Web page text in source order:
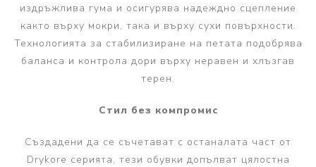
издръжлива гума и осигурява надеждно сцепление
както върху мокри, така и върху сухи повърхности.
Технологията за стабилизиране на петата подобрява
баланса и контрола дори върху неравен и хлъзгав
терен.
Стил без компромис
Създадени да се съчетават с останалата част от
Drykore серията, тези обувки допълват цялостна